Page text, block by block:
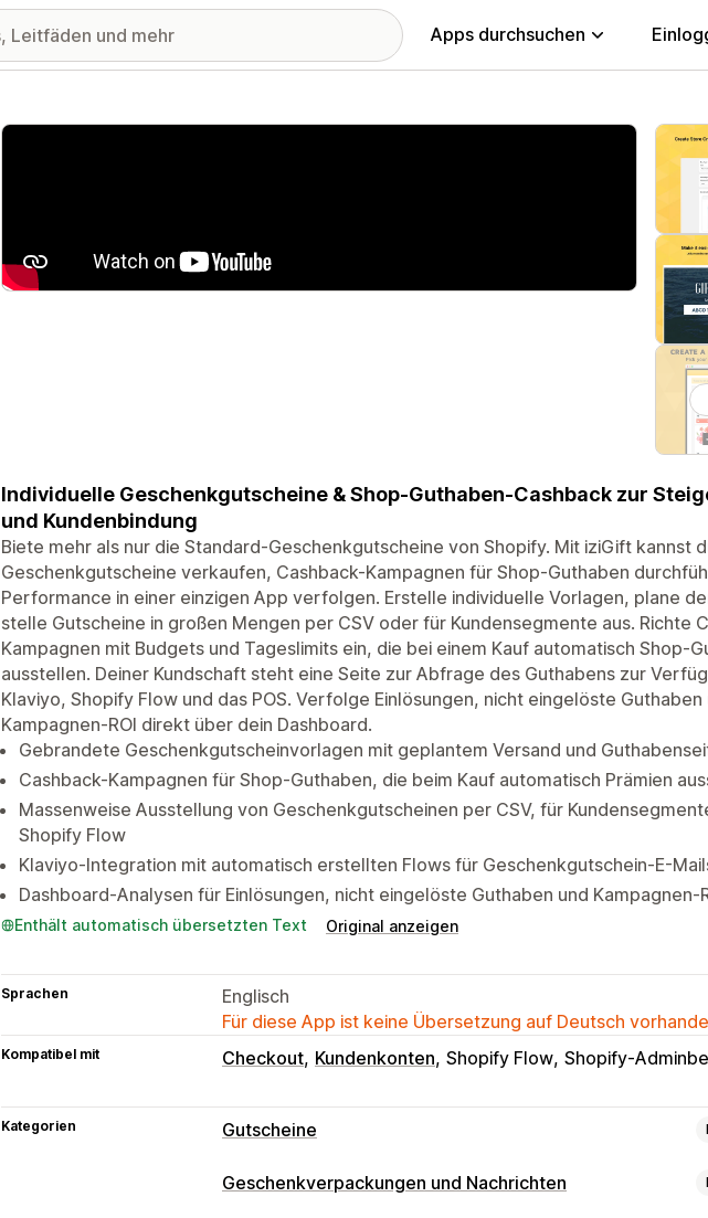
Apps durchsuchen
Vorgestellte Bildergalerie
Individuelle Geschenkgutscheine & Shop-Guthaben-Cashback zur
und Kundenbindung
Biete mehr als nur die Standard-Geschenkgutscheine von Shopify. Mit iziGift kannst
Geschenkgutscheine verkaufen, Cashback-Kampagnen für Shop-Guthaben
Performance in einer einzigen App verfolgen. Erstelle individuelle Vorlagen, plane
stelle Gutscheine in großen Mengen per CSV oder für Kundensegmente aus. Richte
Kampagnen mit Budgets und Tageslimits ein, die bei einem Kauf automatisch Shop-
ausstellen. Deiner Kundschaft steht eine Seite zur Abfrage des Guthabens zur
Klaviyo, Shopify Flow und das POS. Verfolge Einlösungen, nicht eingelöste Guthaben
Kampagnen-ROI direkt über dein Dashboard.
Gebrandete Geschenkgutscheinvorlagen mit geplantem Versand und
Cashback-Kampagnen für Shop-Guthaben, die beim Kauf automatisch Prämien
Massenweise Ausstellung von Geschenkgutscheinen per CSV, für
Shopify Flow
Klaviyo-Integration mit automatisch erstellten Flows für Geschenkgutschein-E-
Dashboard-Analysen für Einlösungen, nicht eingelöste Guthaben und Kampagnen-
Enthält automatisch übersetzten Text Original anzeigen
Sprachen
Englisch
Für diese App ist keine Übersetzung auf Deutsch
Kompatibel mit Checkout Kundenkonten Shopify Flow Shopify-
Kategorien Gutscheine
Kartenarten
Geschenkverpackungen und Nachrichten